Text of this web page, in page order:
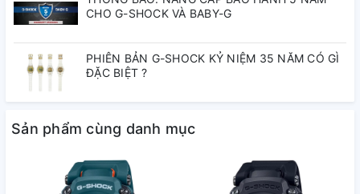
Đồng hồ bấm giờ 1 giây Khả năng đo: 29'59 Chế độ đo: Thời gian
Hiển thị/cảnh báo mức pin
Thời gian hoạt động từ khi sạc đầy cho đến khi các kim dừng: Xấp xỉ
Độ chính xác
CHO G-SHOCK VÀ BABY-G
PHIÊN BẢN G-SHOCK KỶ NIỆM 35 NĂM CÓ GÌ
ĐẶC BIỆT ?
Sản phẩm cùng danh mục